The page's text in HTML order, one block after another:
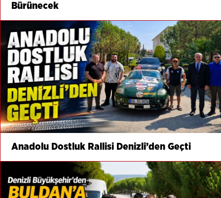
Bürünecek
Anadolu Dostluk Rallisi Denizli’den Geçti